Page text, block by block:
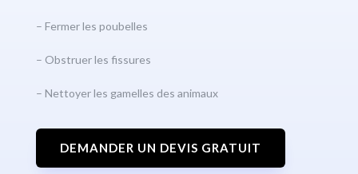
– Fermer les poubelles
– Obstruer les fissures
– Nettoyer les gamelles des animaux
DEMANDER UN DEVIS GRATUIT